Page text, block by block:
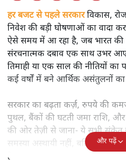
हर बजट से पहले सरकारविकास,
निवेश की बड़ी घोषणाओं का वादा
ऐसे समय में आ रहा है, जब भारत की
संरचनात्मक दबाव एक साथ उभर
तिमाही या एक साल की नीतियों का
कई वर्षों में बने आर्थिक असंतुलनों का
सरकार का बढ़ता कर्ज़, रुपये की
पुथल, बैंकों की घटती जमा राशि,
की ओर तेज़ी से जाना- ये सभी संकेत
समस्या अस्थायी नहीं, बल्कि गहरी
है।
और पढ़ें